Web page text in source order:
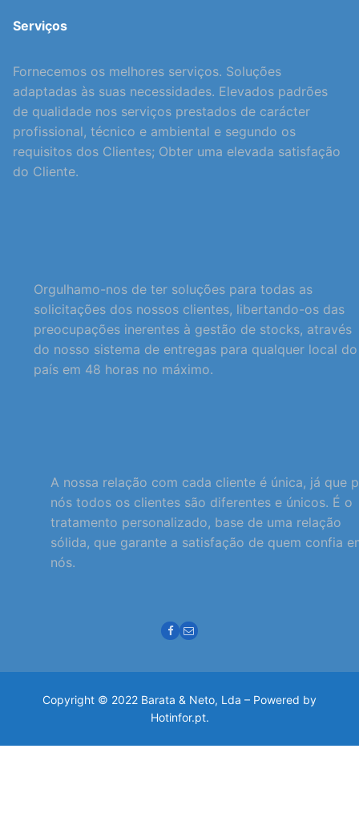
Serviços
Fornecemos os melhores serviços. Soluções
adaptadas às suas necessidades. Elevados padrões
de qualidade nos serviços prestados de carácter
profissional, técnico e ambiental e segundo os
requisitos dos Clientes; Obter uma elevada satisfação
do Cliente.
Orgulhamo-nos de ter soluções para todas as
solicitações dos nossos clientes, libertando-os das
preocupações inerentes à gestão de stocks, através
do nosso sistema de entregas para qualquer local do
país em 48 horas no máximo.
A nossa relação com cada cliente é única, já que
nós todos os clientes são diferentes e únicos. É o
tratamento personalizado, base de uma relação
sólida, que garante a satisfação de quem confia
nós.
Copyright © 2022 Barata & Neto, Lda – Powered by
Hotinfor.pt.